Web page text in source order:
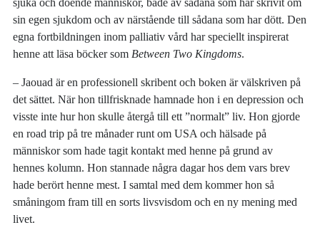
sin egen sjukdom och av närstående till sådana som har dött. Den
egna fortbildningen inom palliativ vård har speciellt inspirerat
henne att läsa böcker som Between Two Kingdoms.
– Jaouad är en professionell skribent och boken är välskriven på
det sättet. När hon tillfrisknade hamnade hon i en depression och
visste inte hur hon skulle återgå till ett ”normalt” liv. Hon gjorde
en road trip på tre månader runt om USA och hälsade på
människor som hade tagit kontakt med henne på grund av
hennes kolumn. Hon stannade några dagar hos dem vars brev
hade berört henne mest. I samtal med dem kommer hon så
småningom fram till en sorts livsvisdom och en ny mening med
livet.